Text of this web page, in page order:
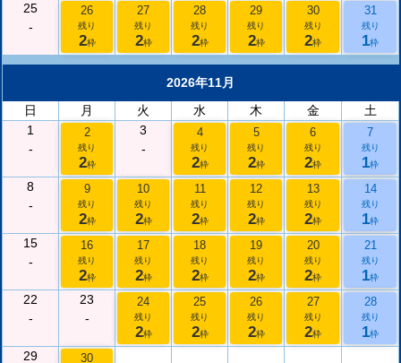
25
-
26
残り
2枠
27
残り
2枠
28
残り
2枠
29
残り
2枠
30
残り
2枠
31
残り
1枠
2026年11月
日
月 火 水 木 金
土
1
-
2
残り
2枠
3
-
4
残り
2枠
5
残り
2枠
6
残り
2枠
7
残り
1枠
8
-
9
残り
2枠
10
残り
2枠
11
残り
2枠
12
残り
2枠
13
残り
2枠
14
残り
1枠
15
-
16
残り
2枠
17
残り
2枠
18
残り
2枠
19
残り
2枠
20
残り
2枠
21
残り
1枠
22
-
23
-
24
残り
2枠
25
残り
2枠
26
残り
2枠
27
残り
2枠
28
残り
1枠
29
30